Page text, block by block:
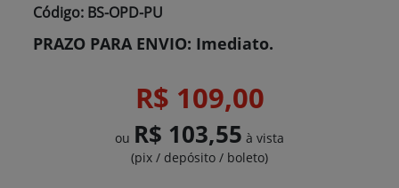
Código: BS-OPD-PU
PRAZO PARA ENVIO: Imediato.
R$ 109,00
ou R$ 103,55 à vista
(pix / depósito / boleto)